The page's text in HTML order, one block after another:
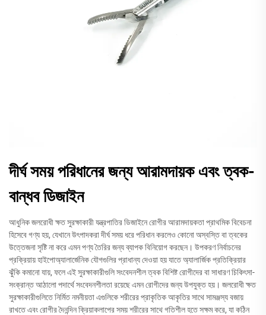
দীর্ঘ সময় পরিধানের জন্য আরামদায়ক এবং ত্বক-
বান্ধব ডিজাইন
আধুনিক জলরোধী ক্ষত সুরক্ষাকারী যন্ত্রপাতির ডিজাইনে রোগীর আরামদায়কতা প্রাথমিক বিবেচনা
হিসেবে গণ্য হয়, যেখানে উৎপাদকরা দীর্ঘ সময় ধরে পরিধান করলেও কোনো অস্বস্তি বা ত্বকের
উত্তেজনা সৃষ্টি না করে এমন পণ্য তৈরির জন্য ব্যাপক বিনিয়োগ করছেন। উপকরণ নির্বাচনের
প্রক্রিয়ায় হাইপোঅ্যালার্জেনিক যৌগগুলির প্রাধান্য দেওয়া হয় যাতে অ্যালার্জিক প্রতিক্রিয়ার
ঝুঁকি কমানো যায়, ফলে এই সুরক্ষাকারীগুলি সংবেদনশীল ত্বক বিশিষ্ট রোগীদের বা সাধারণ চিকিৎসা-
সংক্রান্ত আঠালো পদার্থে সংবেদনশীলতা রয়েছে এমন রোগীদের জন্য উপযুক্ত হয়। জলরোধী ক্ষত
সুরক্ষাকারীগুলিতে নির্মিত নমনীয়তা এগুলিকে শরীরের প্রাকৃতিক আকৃতির সাথে সামঞ্জস্য বজায়
রাখতে এবং রোগীর দৈনন্দিন ক্রিয়াকলাপের সময় শরীরের সাথে গতিশীল হতে সক্ষম করে, যা কঠিন